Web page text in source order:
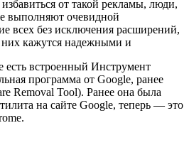
от такой рекламы, люди,
выполняют очевидной
всех без исключения расширений,
них кажутся надежными и
есть встроенный Инструмент
программа от Google, ранее
Removal Tool). Ранее она была
на сайте Google, теперь — это